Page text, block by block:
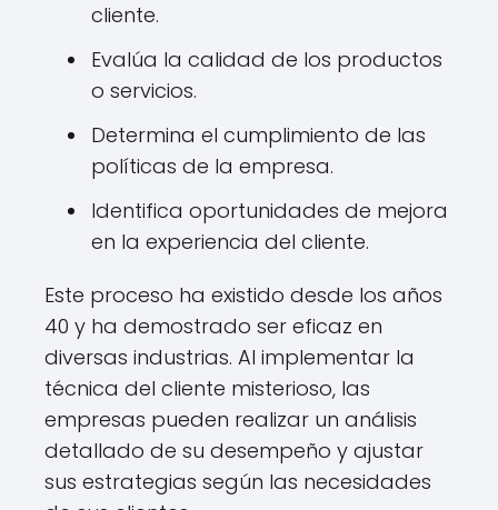
cliente.
Evalúa la calidad de los productos
o servicios.
Determina el cumplimiento de las
políticas de la empresa.
Identifica oportunidades de mejora
en la experiencia del cliente.
Este proceso ha existido desde los años
40 y ha demostrado ser eficaz en
diversas industrias. Al implementar la
técnica del cliente misterioso, las
empresas pueden realizar un análisis
detallado de su desempeño y ajustar
sus estrategias según las necesidades